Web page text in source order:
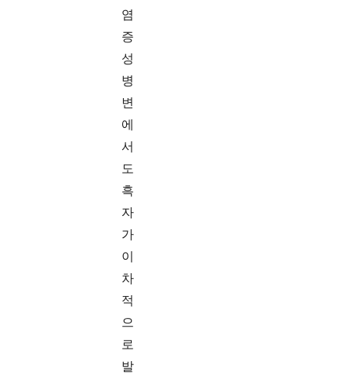
염
증
성
병
변
에
서
도
흑
자
가
이
차
적
으
로
발